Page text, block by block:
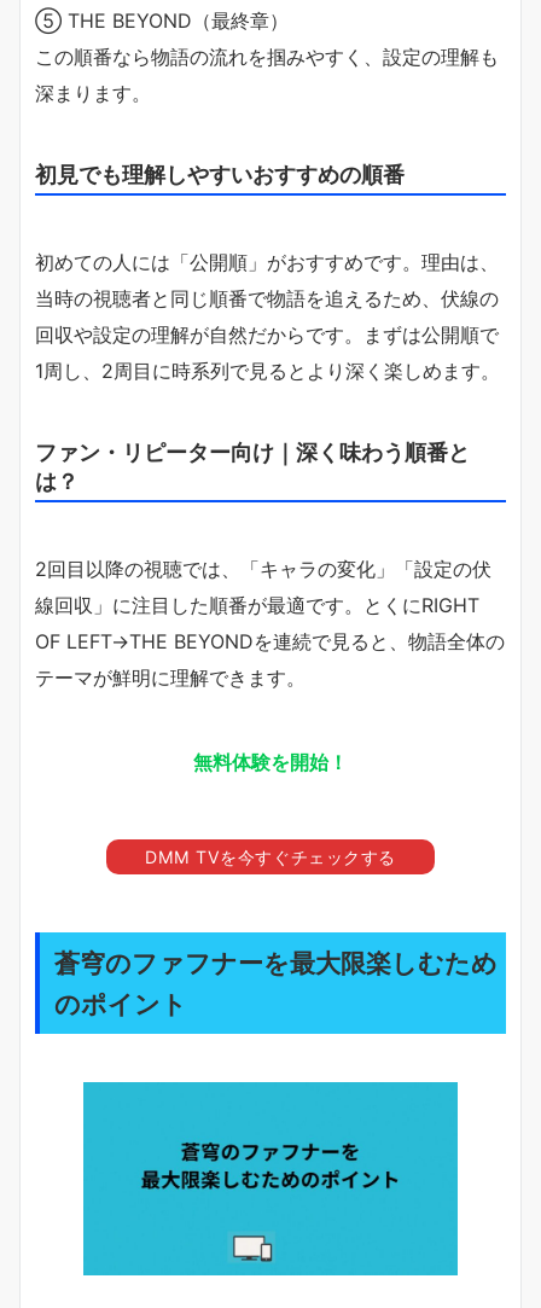
⑤ THE BEYOND（最終章）
この順番なら物語の流れを掴みやすく、設定の理解も
深まります。
初見でも理解しやすいおすすめの順番
初めての人には「公開順」がおすすめです。理由は、
当時の視聴者と同じ順番で物語を追えるため、伏線の
回収や設定の理解が自然だからです。まずは公開順で
1周し、2周目に時系列で見るとより深く楽しめます。
ファン・リピーター向け｜深く味わう順番と
は？
2回目以降の視聴では、「キャラの変化」「設定の伏
線回収」に注目した順番が最適です。とくにRIGHT
OF LEFT→THE BEYONDを連続で見ると、物語全体の
テーマが鮮明に理解できます。
無料体験を開始！
DMM TVを今すぐチェックする
蒼穹のファフナーを最大限楽しむため
のポイント